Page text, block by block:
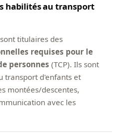
habilités au transport
titulaires des
requises pour le
personnes (TCP). Ils sont
transport d'enfants et
montées/descentes,
avec les